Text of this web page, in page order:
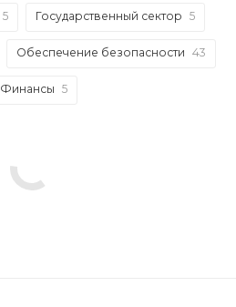
5 Государственный сектор 5
Обеспечение безопасности 43
Финансы 5